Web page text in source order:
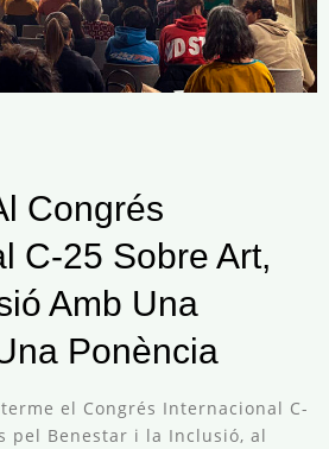
Congrés
C-25 Sobre Art,
Amb Una
Ponència
el Congrés Internacional C-
pel Benestar i la Inclusió, al